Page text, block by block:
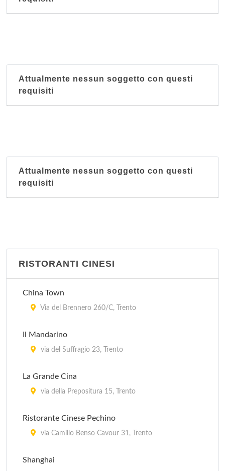
Attualmente nessun soggetto con questi
requisiti
Attualmente nessun soggetto con questi
requisiti
RISTORANTI CINESI
China Town
Via del Brennero 260/C, Trento
Il Mandarino
via del Suffragio 23, Trento
La Grande Cina
via della Prepositura 15, Trento
Ristorante Cinese Pechino
via Camillo Benso Cavour 31, Trento
Shanghai